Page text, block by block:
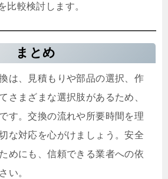
比較検討します。
まとめ
は、見積もりや部品の選択、作
さまざまな選択肢があるため、
す。交換の流れや所要時間を理
な対応を心がけましょう。安全
めにも、信頼できる業者への依
い。